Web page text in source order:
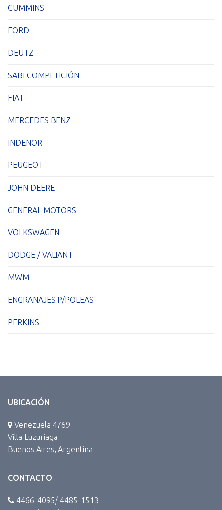
CUMMINS
FORD
DEUTZ
SABI COMPETICIÓN
FIAT
MERCEDES BENZ
INDENOR
PEUGEOT
JOHN DEERE
GENERAL MOTORS
VOLKSWAGEN
DODGE / VALIANT
MWM
ENGRANAJES P/POLEAS
PERKINS
UBICACIÓN
Venezuela 4769
Villa Luzuriaga
Buenos Aires, Argentina
CONTACTO
4466-4095/ 4485-1513